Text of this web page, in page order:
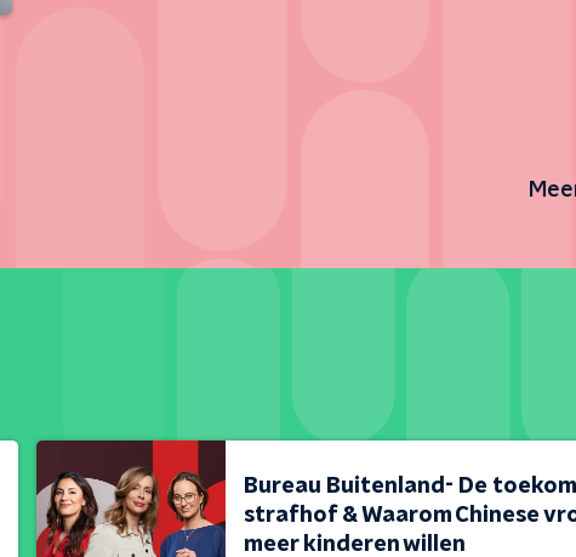
Bureau Buitenland- De
strafhof & Waarom Chinese
meer kinderen willen